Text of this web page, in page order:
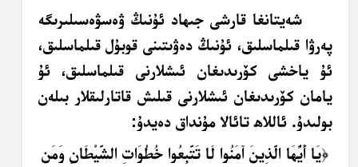
شەيتانغا قارشى جىھاد ئۇنىڭ ۋەسۋەسىلىرىگە
پەرۋا قىلماسلىق، ئۇنىڭ دەۋىتىنى قوبۇل قىلماسلىق،
ئۇ ياخشى كۆرىدىغان ئىشلارنى قىلماسلىق، ئۇ
يامان كۆرىدىغان ئىشلارنى قىلىش قاتارلىقلار بىلەن
بولىدۇ. ئاللاھ تائالا مۇنداق دەيدۇ:
﴿يَا أَيُّهَا الَّذِينَ آمَنُوا لَا تَتَّبِعُوا خُطُوَاتِ الشَّيْطَانِ وَمَن